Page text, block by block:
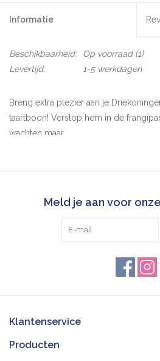
Informatie
Beschikbaarheid: Op voorraad(1)
Levertijd:
1-5 werkdagen
Breng extra plezier aan je
taartboon! Verstop hem in de
wachten maar.
voor geluk en nieuw leven.
Meld je aan voor
Klantenservice
Producten